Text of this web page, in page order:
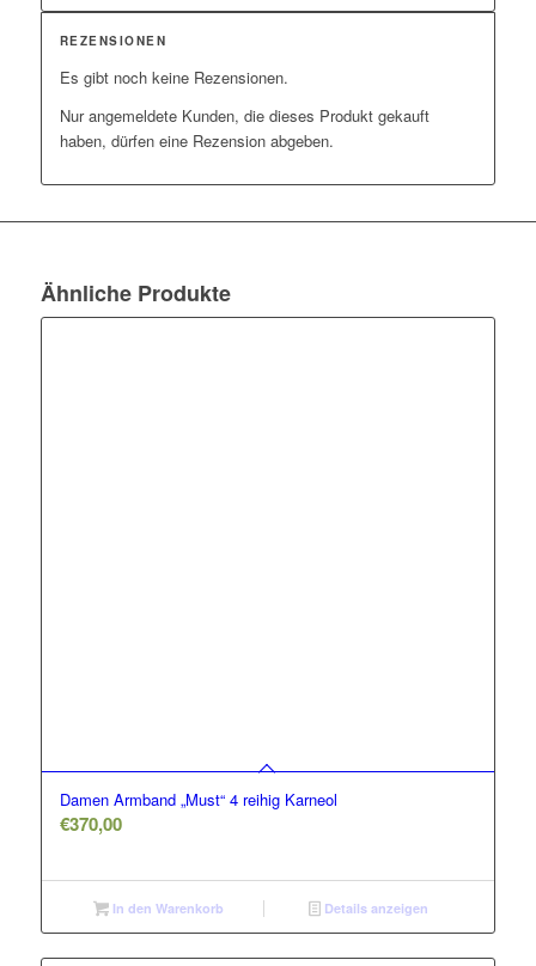
REZENSIONEN
Es gibt noch keine Rezensionen.
Nur angemeldete Kunden, die dieses Produkt gekauft
haben, dürfen eine Rezension abgeben.
Ähnliche Produkte
Damen Armband „Must“ 4 reihig Karneol
€370,00
In den Warenkorb Details anzeigen